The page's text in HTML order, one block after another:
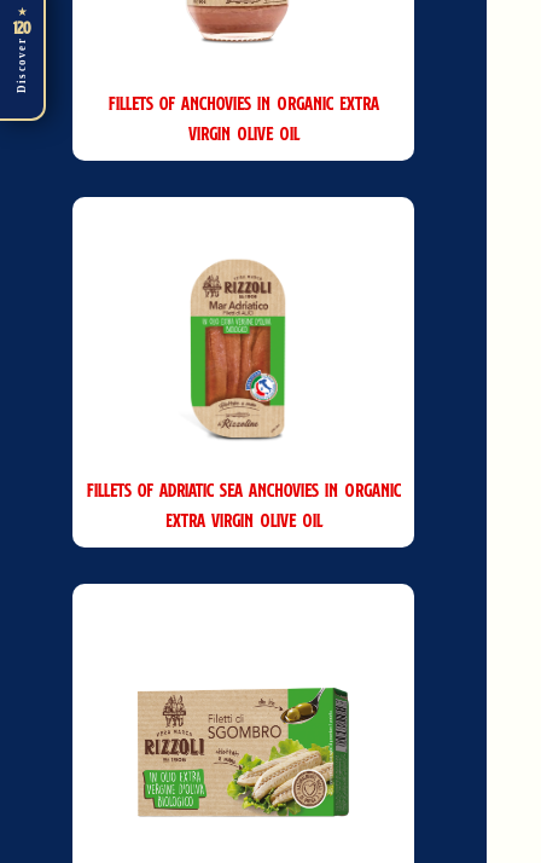
Fillets of Anchovies in Organic Extra
Virgin Olive Oil
Fillets of Adriatic Sea Anchovies in Organic
Extra Virgin Olive Oil
★
120
Discover